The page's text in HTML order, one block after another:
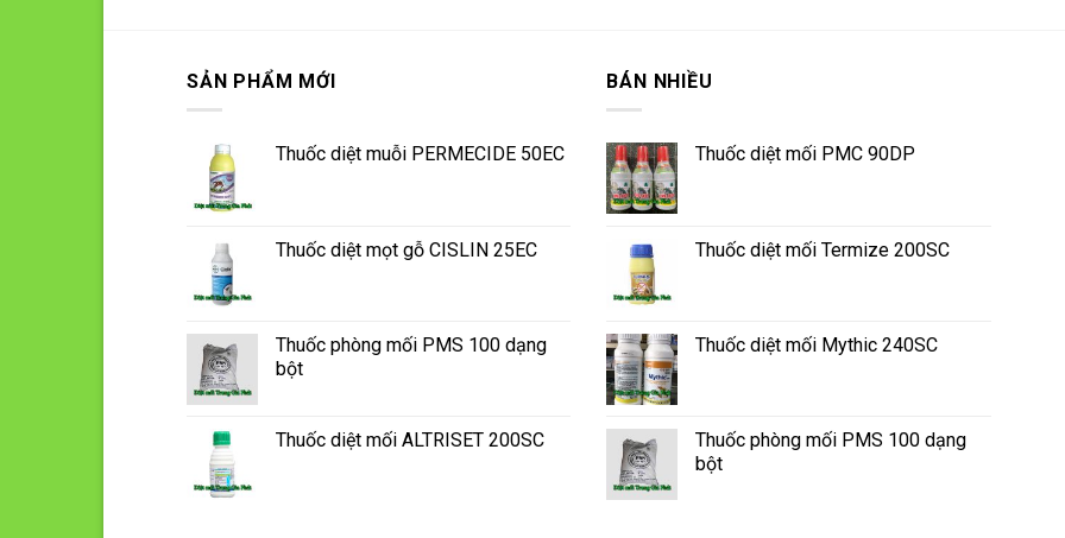
SẢN PHẨM MỚI
Thuốc diệt muỗi PERMECIDE 50EC
Thuốc diệt mọt gỗ CISLIN 25EC
Thuốc phòng mối PMS 100 dạng
bột
Thuốc diệt mối ALTRISET 200SC
BÁN NHIỀU
Thuốc diệt mối PMC 90DP
Thuốc diệt mối Termize 200SC
Thuốc diệt mối Mythic 240SC
Thuốc phòng mối PMS 100 dạng
bột